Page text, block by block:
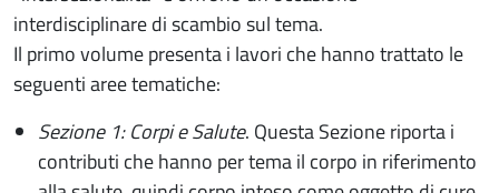
interdisciplinare di scambio sul tema.
Il primo volume presenta i lavori che hanno trattato le
seguenti aree tematiche:
Sezione 1: Corpi e Salute. Questa Sezione riporta i
contributi che hanno per tema il corpo in riferimento